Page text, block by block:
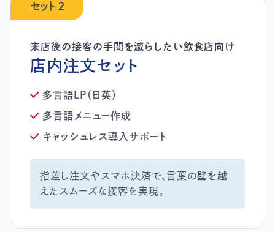
セット 2
店内注文セット
多言語LP（日英）
多言語メニュー作成
キャッシュレス導入サポート
指差し注文やスマホ決済で、言葉の壁を越
えたスムーズな接客を実現。